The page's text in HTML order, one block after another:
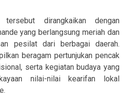
dirangkaikan dengan
yang berlangsung meriah dan
pesilat dari berbagai daerah.
beragam pertunjukan pencak
serta kegiatan budaya yang
nilai-nilai kearifan lokal